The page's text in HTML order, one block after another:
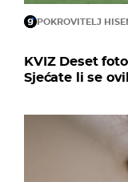
POKROVITELJ
KVIZ Deset
Sjećate li se